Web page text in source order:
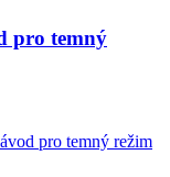
pro temný
pro temný režim